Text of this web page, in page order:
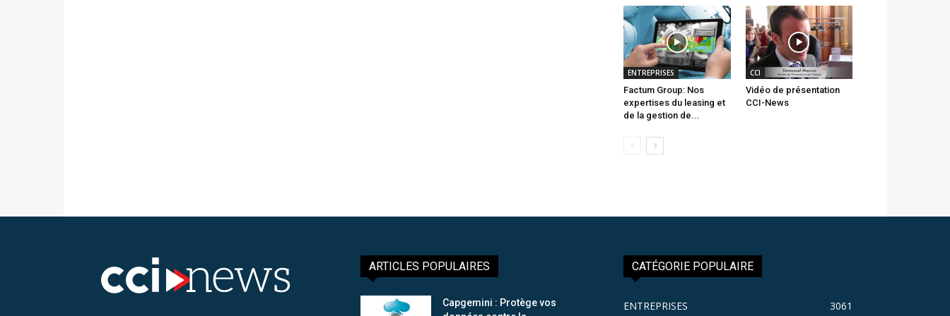
ENTREPRISES
Factum Group: Nos
expertises du leasing et
de la gestion de...
CCI
Vidéo de présentation
CCI-News
ARTICLES POPULAIRES
Capgemini : Protège vos
CATÉGORIE POPULAIRE
ENTREPRISES 3061